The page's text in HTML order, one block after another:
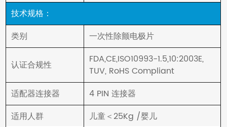
技术规格：
类别
一次性除颤电极片
认证合规性
FDA,CE,ISO10993-1.5,10:2003E,
TUV, RoHS Compliant
适配器连接器
4 PIN 连接器
适用人群
儿童＜25Kg /婴儿